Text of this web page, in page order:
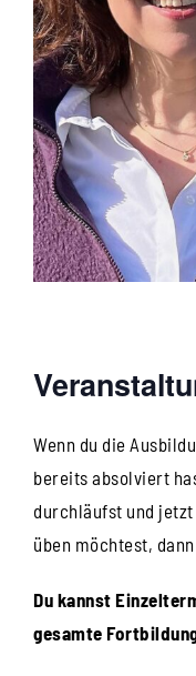
Wenn du die
bereits absolviert
durchläufst und
üben möchtest,
Du kannst
gesamte